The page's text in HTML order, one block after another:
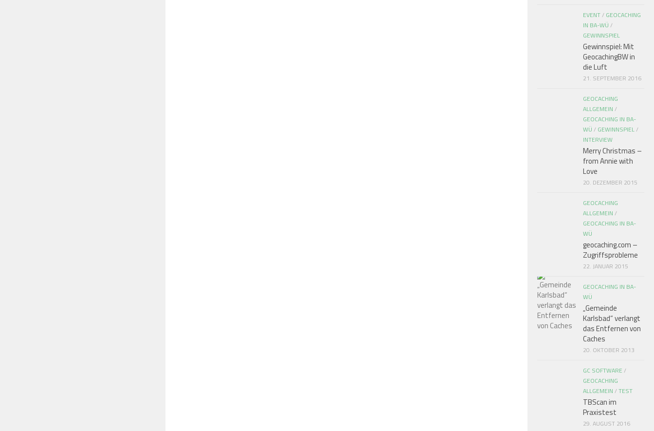
EVENT/ GEOCACHING
IN BA-WÜ /
GEWINNSPIEL
Gewinnspiel: Mit
GeocachingBW in
die Luft
21. SEPTEMBER 2016
GEOCACHING
ALLGEMEIN /
GEOCACHING IN BA-
WÜ / GEWINNSPIEL/
INTERVIEW
Merry Christmas –
from Annie with
Love
20. DEZEMBER 2015
GEOCACHING
ALLGEMEIN /
GEOCACHING IN BA-
WÜ
geocaching.com –
Zugriffsprobleme
22. JANUAR 2015
GEOCACHING IN BA-
WÜ
„Gemeinde
Karlsbad“ verlangt
das Entfernen von
Caches
20. OKTOBER 2013
GC SOFTWARE /
GEOCACHING
ALLGEMEIN /TEST
TBScan im
Praxistest
29. AUGUST 2016